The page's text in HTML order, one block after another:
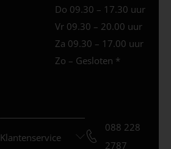
Do 09.30 – 17.30 uur
Vr 09.30 – 20.00 uur
Za 09.30 – 17.00 uur
Zo – Gesloten *
Klantenservice
088 228
2787